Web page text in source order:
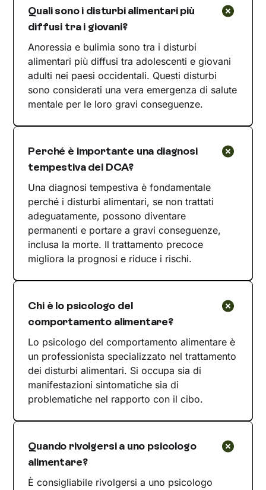
Quali sono i disturbi alimentari più
diffusi tra i giovani?
Anoressia e bulimia sono tra i disturbi
alimentari più diffusi tra adolescenti e giovani
adulti nei paesi occidentali. Questi disturbi
sono considerati una vera emergenza di salute
mentale per le loro gravi conseguenze.
Perché è importante una diagnosi
tempestiva dei DCA?
Una diagnosi tempestiva è fondamentale
perché i disturbi alimentari, se non trattati
adeguatamente, possono diventare
permanenti e portare a gravi conseguenze,
inclusa la morte. Il trattamento precoce
migliora la prognosi e riduce i rischi.
Chi è lo psicologo del
comportamento alimentare?
Lo psicologo del comportamento alimentare è
un professionista specializzato nel trattamento
dei disturbi alimentari. Si occupa sia di
manifestazioni sintomatiche sia di
problematiche nel rapporto con il cibo.
Quando rivolgersi a uno psicologo
alimentare?
È consigliabile rivolgersi a uno psicologo